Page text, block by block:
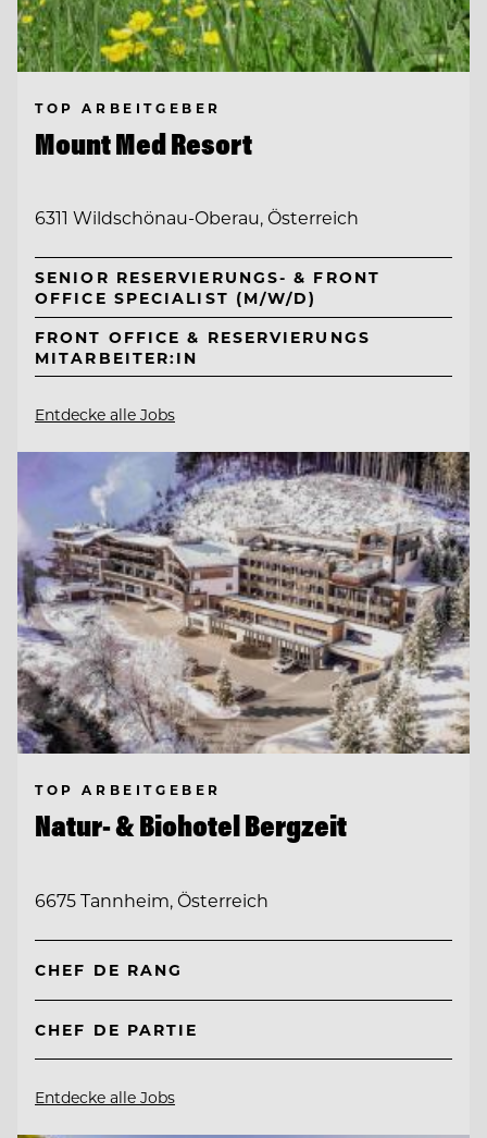
TOP ARBEITGEBER
Mount Med Resort
6311 Wildschönau-Oberau, Österreich
SENIOR RESERVIERUNGS- & FRONT
OFFICE SPECIALIST (M/W/D)
FRONT OFFICE & RESERVIERUNGS
MITARBEITER:IN
Entdecke alle Jobs
TOP ARBEITGEBER
Natur- & Biohotel Bergzeit
6675 Tannheim, Österreich
CHEF DE RANG
CHEF DE PARTIE
Entdecke alle Jobs